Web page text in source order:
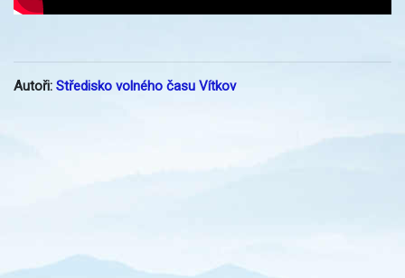
Autoři: Středisko volného času Vítkov